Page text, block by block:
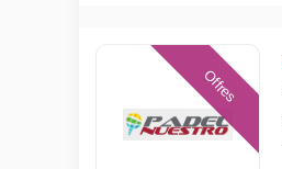
Offres